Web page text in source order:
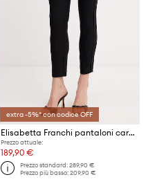
extra -5%* con codice OFF
Elisabetta Franchi pantaloni carrot da donna
Prezzo attuale:
189,90 €
Prezzo standard:289,90 €
Prezzo più basso:209,90 €